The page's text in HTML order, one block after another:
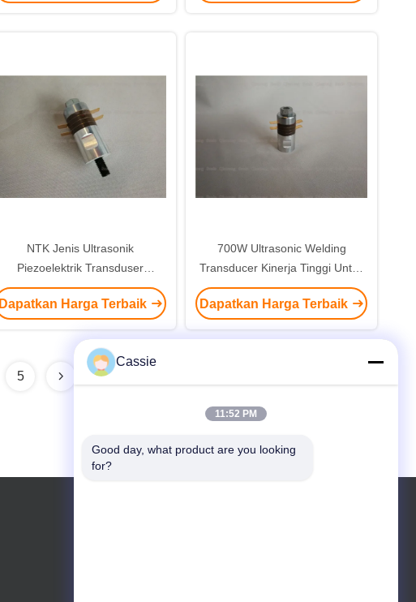
NTK Jenis Ultrasonik
Piezoelektrik Transduser
Kapasitas Daya Tinggi Dan
Impedansi Rendah
Dapatkan Harga Terbaik
700W Ultrasonic Welding
Transducer Kinerja Tinggi Untuk
Perangkat Pengelasan Genggam
Dapatkan Harga Terbaik
5
Cassie
11:52 PM
Good day, what product are you looking
for?